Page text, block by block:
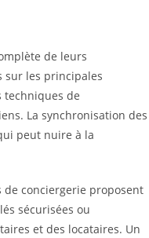
de leurs
sur les principales
techniques de
La synchronisation des
peut nuire à la
de conciergerie proposent
sécurisées ou
et des locataires. Un